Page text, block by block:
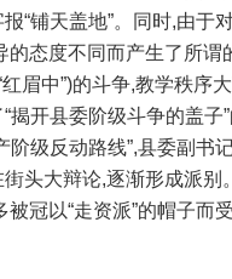
“铺天盖地”。同时,由于
态度不同而产生了所谓
红眉中”)的斗争,教学秩序
揭开县委阶级斗争的盖子
阶级反动路线”,县委副书
头大辩论,逐渐形成派别
被冠以“走资派”的帽子而